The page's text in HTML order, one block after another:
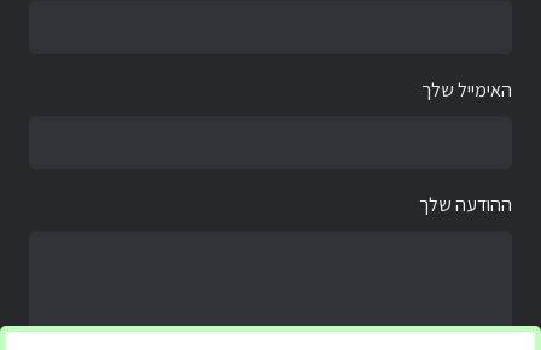
האימייל שלך
ההודעה שלך